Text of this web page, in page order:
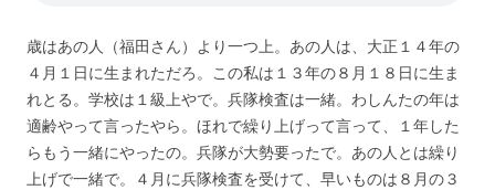
歳はあの人（福田さん）より一つ上。あの人は、大正１４年の
４月１日に生まれただろ。この私は１３年の８月１８日に生ま
れとる。学校は１級上やで。兵隊検査は一緒。わしんたの年は
適齢やって言ったやら。ほれで繰り上げって言って、１年した
らもう一緒にやったの。兵隊が大勢要ったで。あの人とは繰り
上げで一緒で。４月に兵隊検査を受けて、早いものは８月の３